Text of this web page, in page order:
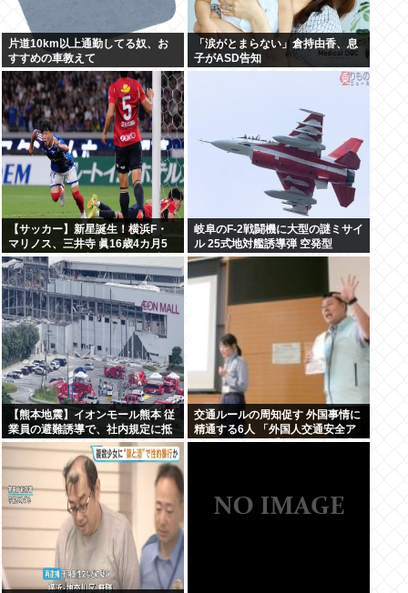
片道10km以上通勤してる奴、お
すすめの車教えて
「涙がとまらない」倉持由香、息
子がASD告知
【サッカー】新星誕生！横浜F・
マリノス、三井寺 眞16歳4カ月5
日ゴール 全3得点絡む！ 今春 中学
を卒業したばかり
岐阜のF-2戦闘機に大型の謎ミサイ
ル 25式地対艦誘導弾 空発型
【熊本地震】イオンモール熊本 従
業員の避難誘導で、社内規定に抵
触か
交通ルールの周知促す 外国事情に
精通する6人 「外国人交通安全ア
ドバイザー」に委嘱 埼玉県警 「1